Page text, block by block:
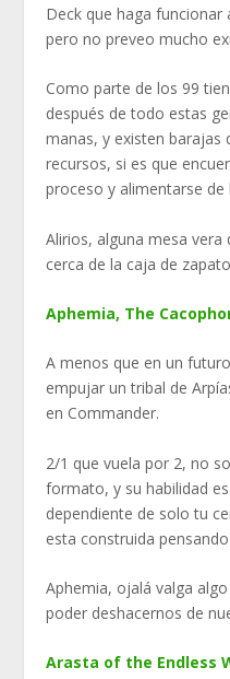
Deck que haga
pero no preveo mucho
Como parte de los 99
después de todo estas
manas, y existen barajas
recursos, si es que
proceso y alimentarse de
Alirios, alguna mesa
cerca de la caja de
Aphemia, The
A menos que en un
empujar un tribal de
en Commander.
2/1 que vuela por 2, no
formato, y su habilidad
dependiente de solo tu
esta construida
Aphemia, ojalá valga
poder deshacernos de
Arasta of the Endless